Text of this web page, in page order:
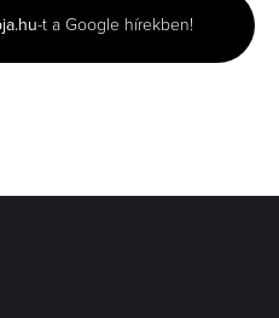
-t a Google hírekben!